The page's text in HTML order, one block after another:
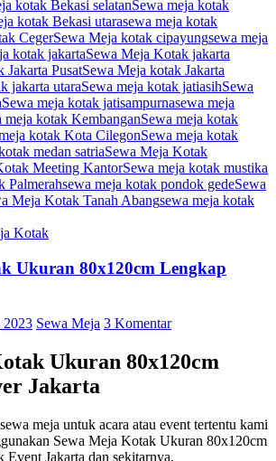
kotak Bekasi selatanSewa meja kotak
kotak Bekasi utarasewa meja kotak
CegerSewa Meja kotak cipayungsewa meja
kotak jakartaSewa Meja Kotak jakarta
Jakarta PusatSewa Meja kotak Jakarta
jakarta utaraSewa meja kotak jatiasihSewa
Sewa meja kotak jatisampurnasewa meja
meja kotak KembanganSewa meja kotak
kotak Kota CilegonSewa meja kotak
medan satriaSewa Meja Kotak
Meeting KantorSewa meja kotak mustika
Palmerahsewa meja kotak pondok gedeSewa
Meja Kotak Tanah Abangsewa meja kotak
Kotak
Ukuran 80x120cm Lengkap
2023 Sewa Meja 3 Komentar
Ukuran 80x120cm
Jakarta
meja untuk acara atau event tertentu kami
Sewa Meja Kotak Ukuran 80x120cm
Jakarta dan sekitarnya.